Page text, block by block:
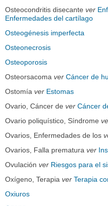
Osteocondritis disecante ver
Enfermedades del cartílago
Osteogénesis imperfecta
Osteonecrosis
Osteoporosis
Osteorsacoma ver Cáncer de
Ostomía ver Estomas
Ovario, Cáncer de ver Cáncer
Ovario poliquístico, Síndrome
Ovarios, Enfermedades de los
Ovarios, Falla prematura ver
Ovulación ver Riesgos para el
Oxígeno, Terapia ver Terapia
Oxiuros